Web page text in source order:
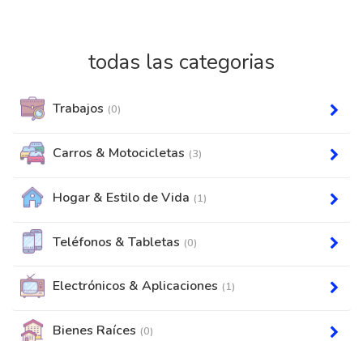
todas las categorias
Trabajos (0)
Carros & Motocicletas (3)
Hogar & Estilo de Vida (1)
Teléfonos & Tabletas (0)
Electrónicos & Aplicaciones (1)
Bienes Raíces (0)